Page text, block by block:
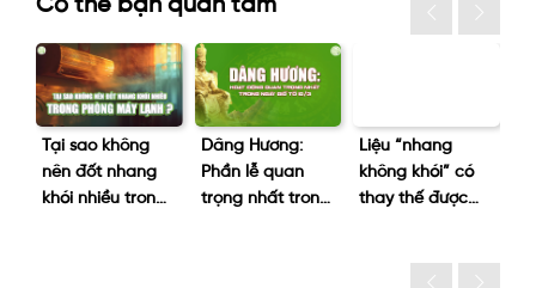
Tại sao không
nên đốt nhang
khói nhiều trong
Dâng Hương:
Phần lễ quan
trọng nhất trong
Liệu “nhang
không khói” có
thay thế được